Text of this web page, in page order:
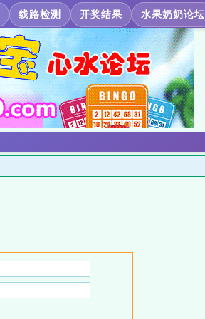
线路检测 开奖结果 水果奶奶论坛